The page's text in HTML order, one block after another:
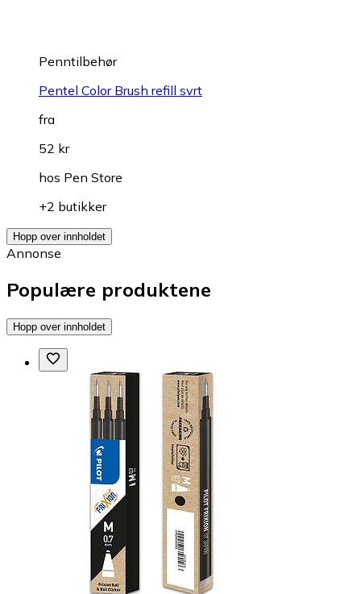
Penntilbehør
Pentel Color Brush refill svrt
fra
52 kr
hos Pen Store
+2 butikker
Hopp over innholdet
Annonse
Populære produktene
Hopp over innholdet